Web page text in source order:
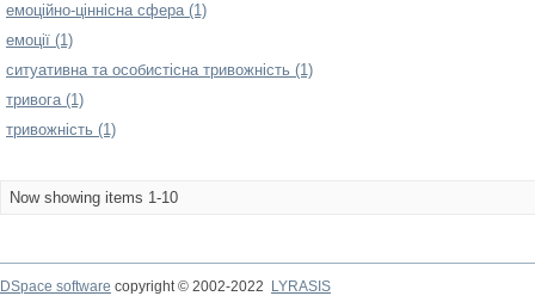
емоційно-ціннісна сфера (1)
емоції (1)
ситуативна та особистісна тривожність (1)
тривога (1)
тривожність (1)
Now showing items 1-10
DSpace software copyright © 2002-2022
LYRASIS